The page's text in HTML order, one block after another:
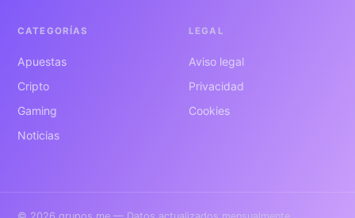
CATEGORÍAS
Apuestas
Cripto
Gaming
Noticias
LEGAL
Aviso legal
Privacidad
Cookies